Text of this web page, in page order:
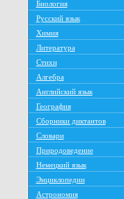
Биология
Русский язык
Химия
Литература
Стихи
Алгебра
Английский язык
География
Сборники диктантов
Словари
Природоведение
Немецкий язык
Энциклопедии
Астрономия